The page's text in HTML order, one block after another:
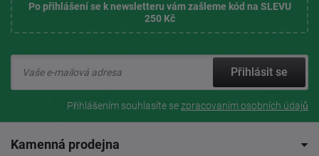
Po přihlášení se k newsletteru vám zašleme kód na SLEVU
250 Kč
Přihlásit se
Přihlášením souhlasíte sezpracovaním osobních údajů
Kamenná prodejna